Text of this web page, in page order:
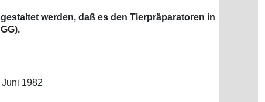
werden, daß es den Tierpräparatoren in
1982